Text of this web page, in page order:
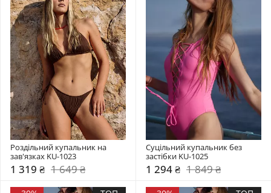
Роздільний купальник на
зав'язках KU-1023
1 319 ₴ 1 649 ₴
Суцільний купальник без
застібки KU-1025
1 294 ₴ 1 849 ₴